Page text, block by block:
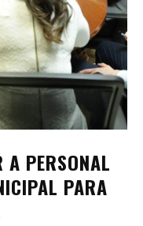
A PERSONAL
PARA